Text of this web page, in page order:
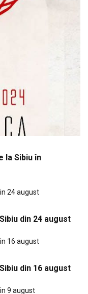
la Sibiu în
din 24 august
din 16 august